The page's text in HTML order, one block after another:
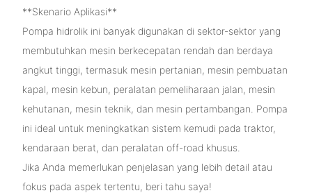
**Skenario Aplikasi**
Pompa hidrolik ini banyak digunakan di sektor-sektor yang
membutuhkan mesin berkecepatan rendah dan berdaya
angkut tinggi, termasuk mesin pertanian, mesin pembuatan
kapal, mesin kebun, peralatan pemeliharaan jalan, mesin
kehutanan, mesin teknik, dan mesin pertambangan. Pompa
ini ideal untuk meningkatkan sistem kemudi pada traktor,
kendaraan berat, dan peralatan off-road khusus.
Jika Anda memerlukan penjelasan yang lebih detail atau
fokus pada aspek tertentu, beri tahu saya!